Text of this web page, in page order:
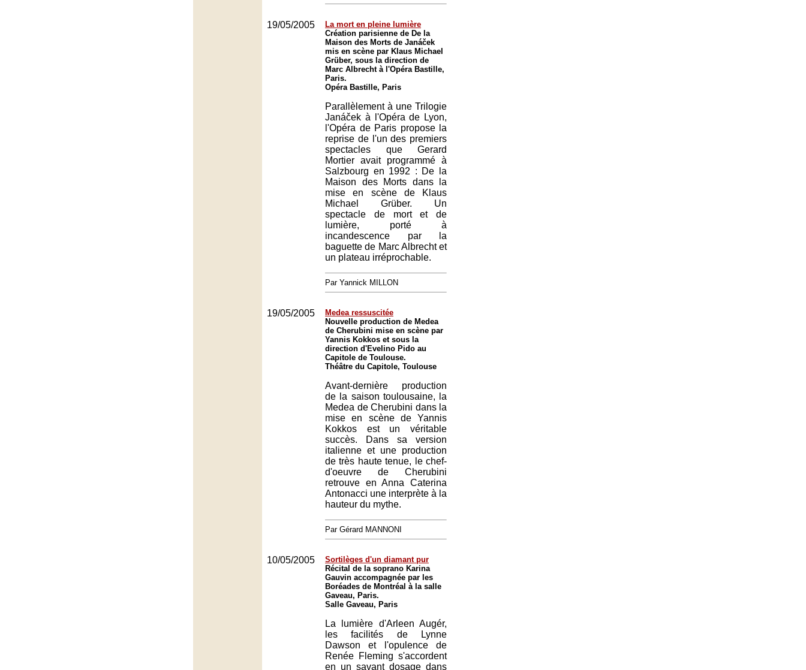
19/05/2005
La mort en pleine lumière
Création parisienne de De la
Maison des Morts de Janáček
mis en scène par Klaus Michael
Grüber, sous la direction de
Marc Albrecht à l'Opéra Bastille,
Paris.
Opéra Bastille, Paris
Parallèlement à une Trilogie
Janáček à l'Opéra de Lyon,
l'Opéra de Paris propose la
reprise de l'un des premiers
spectacles que Gerard
Mortier avait programmé à
Salzbourg en 1992 : De la
Maison des Morts dans la
mise en scène de Klaus
Michael Grüber. Un
spectacle de mort et de
lumière, porté à
incandescence par la
baguette de Marc Albrecht et
un plateau irréprochable.
Par Yannick MILLON
19/05/2005
Medea ressuscitée
Nouvelle production de Medea
de Cherubini mise en scène par
Yannis Kokkos et sous la
direction d'Evelino Pido au
Capitole de Toulouse.
Théâtre du Capitole, Toulouse
Avant-dernière production
de la saison toulousaine, la
Medea de Cherubini dans la
mise en scène de Yannis
Kokkos est un véritable
succès. Dans sa version
italienne et une production
de très haute tenue, le chef-
d'oeuvre de Cherubini
retrouve en Anna Caterina
Antonacci une interprète à la
hauteur du mythe.
Par Gérard MANNONI
10/05/2005
Sortilèges d'un diamant pur
Récital de la soprano Karina
Gauvin accompagnée par les
Boréades de Montréal à la salle
Gaveau, Paris.
Salle Gaveau, Paris
La lumière d'Arleen Augér,
les facilités de Lynne
Dawson et l'opulence de
Renée Fleming s'accordent
en un savant dosage dans